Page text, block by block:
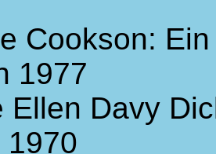
Cookson:
1977
Ellen Davy
1970